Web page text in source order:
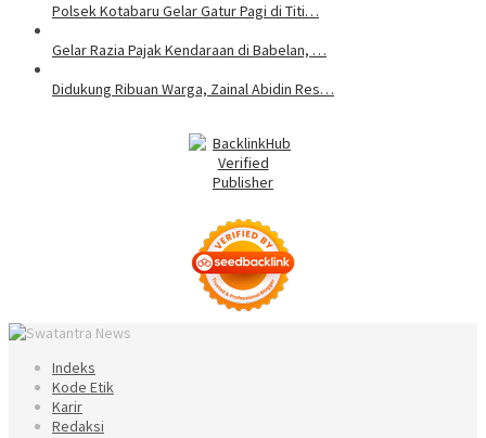
Polsek Kotabaru Gelar Gatur Pagi di Titi…
Gelar Razia Pajak Kendaraan di Babelan, …
Didukung Ribuan Warga, Zainal Abidin Res…
Indeks
Kode Etik
Karir
Redaksi